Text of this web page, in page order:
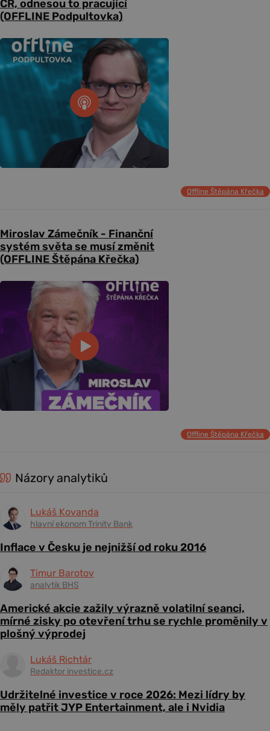
ČR, odnesou to pracující
(OFFLINE Podpultovka)
Offline Štěpána Křečka
Miroslav Zámečník - Finanční
systém světa se musí změnit
(OFFLINE Štěpána Křečka)
Offline Štěpána Křečka
Názory analytiků
Lukáš Kovanda
hlavní ekonom Trinity Bank
Inflace v Česku je nejnižší od roku 2016
Timur Barotov
analytik BHS
Americké akcie zažily výrazně volatilní seanci,
mírné zisky po otevření trhu se rychle proměnily v
plošný výprodej
Lukáš Richtár
Redaktor investice.cz
Udržitelné investice v roce 2026: Mezi lídry by
měly patřit JYP Entertainment, ale i Nvidia